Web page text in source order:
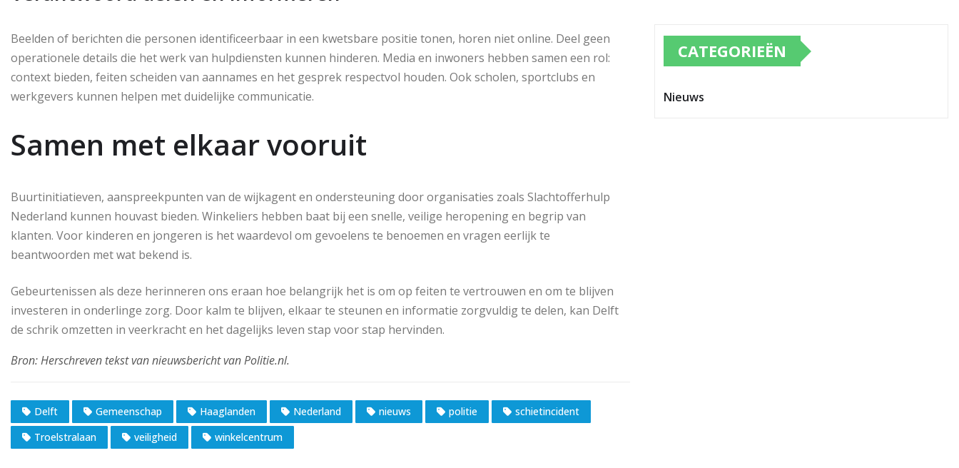
Beelden of berichten die personen identificeerbaar in een kwetsbare positie tonen, horen niet online. Deel geen
operationele details die het werk van hulpdiensten kunnen hinderen. Media en inwoners hebben samen een rol:
context bieden, feiten scheiden van aannames en het gesprek respectvol houden. Ook scholen, sportclubs en
werkgevers kunnen helpen met duidelijke communicatie.
Samen met elkaar vooruit
Buurtinitiatieven, aanspreekpunten van de wijkagent en ondersteuning door organisaties zoals Slachtofferhulp
Nederland kunnen houvast bieden. Winkeliers hebben baat bij een snelle, veilige heropening en begrip van
klanten. Voor kinderen en jongeren is het waardevol om gevoelens te benoemen en vragen eerlijk te
beantwoorden met wat bekend is.
Gebeurtenissen als deze herinneren ons eraan hoe belangrijk het is om op feiten te vertrouwen en om te blijven
investeren in onderlinge zorg. Door kalm te blijven, elkaar te steunen en informatie zorgvuldig te delen, kan Delft
de schrik omzetten in veerkracht en het dagelijks leven stap voor stap hervinden.
Delft Gemeenschap Haaglanden Nederland nieuws politie
schietincident
Troelstralaan
veiligheid winkelcentrum
CATEGORIEËN
Nieuws